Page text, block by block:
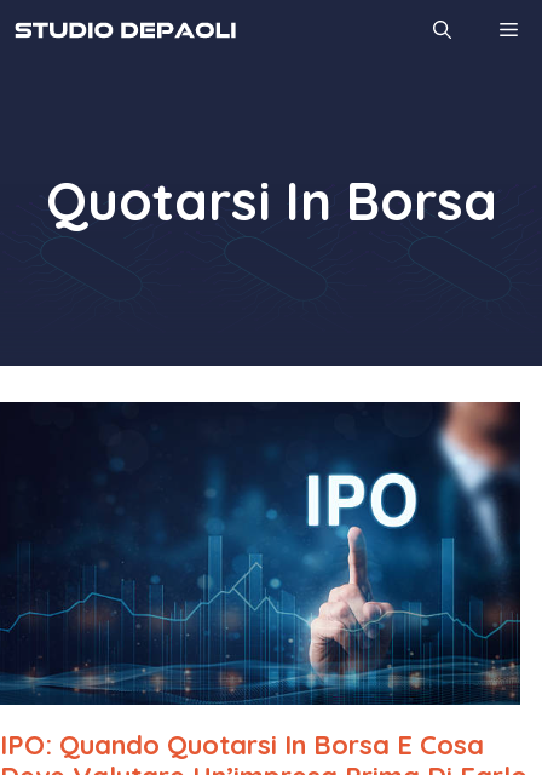
al
Quotarsi In Borsa
IPO: Quando Quotarsi In Borsa E Cosa